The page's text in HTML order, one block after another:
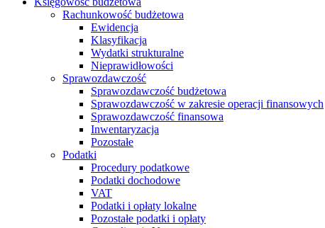
Rachunkowość budżetowa
Ewidencja
Klasyfikacja
Wydatki strukturalne
Nieprawidłowości
Sprawozdawczość
Sprawozdawczość budżetowa
Sprawozdawczość w zakresie operacji finansowych
Sprawozdawczość finansowa
Inwentaryzacja
Pozostałe
Podatki
Procedury podatkowe
Podatki dochodowe
VAT
Podatki i opłaty lokalne
Pozostałe podatki i opłaty